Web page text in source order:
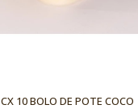
CX 10 BOLO DE POTE COCO